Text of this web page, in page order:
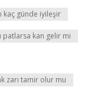
kaç günde iyileşir
patlarsa kan gelir mi
zarı tamir olur mu